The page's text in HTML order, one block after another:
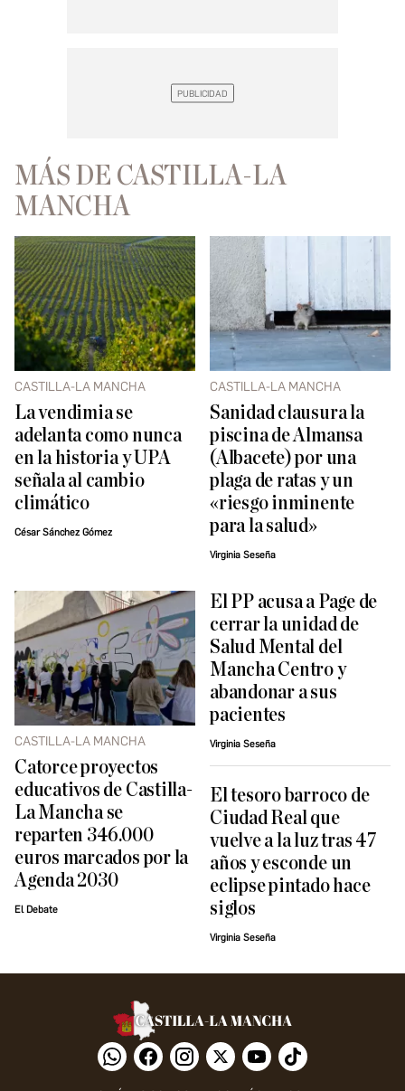
MÁS DE CASTILLA-LA
MANCHA
CASTILLA-LA MANCHA
La vendimia se
adelanta como nunca
en la historia y UPA
señala al cambio
climático
César Sánchez Gómez
CASTILLA-LA MANCHA
Sanidad clausura la
piscina de Almansa
(Albacete) por una
plaga de ratas y un
«riesgo inminente
para la salud»
Virginia Seseña
CASTILLA-LA MANCHA
Catorce proyectos
educativos de Castilla-
La Mancha se
reparten 346.000
euros marcados por la
Agenda 2030
El Debate
El PP acusa a Page de
cerrar la unidad de
Salud Mental del
Mancha Centro y
abandonar a sus
pacientes
Virginia Seseña
El tesoro barroco de
Ciudad Real que
vuelve a la luz tras 47
años y esconde un
eclipse pintado hace
siglos
Virginia Seseña